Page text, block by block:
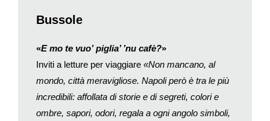
ricordiamo gli incontri con gli stranieri, scenari naturali o
Leggendo questi risultati, per un momento ho immaginato che
viaggi, collegando tra loro tutte le esperienze lontano da casa
in un’autobiografia di nuovo tipo. Dopo tutto siamo ciò che
ricordiamo e ogni giorno ripercorriamo da capo il nostro
passato, cercando un filo rosso mutevole e sfuggente,
Bussole
«E mo te vuo’piglia’ ’nu cafè?»
Inviti a letture per viaggiare «Non mancano, al
mondo, città meravigliose. Napoli però è tra le più
incredibili: affollata di storie e di segreti, colori e
ombre, sapori, odori, regala a ogni angolo simboli,